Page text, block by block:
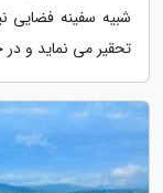
شبیه سفینه
تحقیر می نماید و